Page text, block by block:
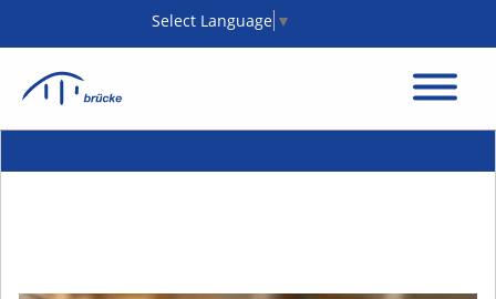
Select Language ▼